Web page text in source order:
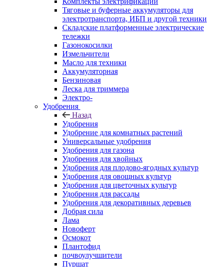
Тяговые и буферные аккумуляторы для
электротранспорта, ИБП и другой техники
Складские платформенные электрические
тележки
Газонокосилки
Измельчители
Масло для техники
Аккумуляторная
Бензиновая
Леска для триммера
Электро-
Удобрения
Назад
Удобрения
Удобрение для комнатных растений
Универсальные удобрения
Удобрения для газона
Удобрения для хвойных
Удобрения для плодово-ягодных культур
Удобрения для овощных культур
Удобрения для цветочных культур
Удобрения для рассады
Удобрения для декоративных деревьев
Добрая сила
Лама
Новоферт
Осмокот
Плантофид
почвоулучшители
Пуршат